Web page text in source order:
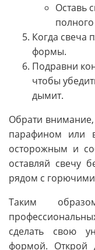
Оставь
Когда свеча
формы.
Подравни
чтобы
дымит.
Обрати
парафином или
осторожным и
оставляй свечу
рядом с
Таким
сделать свою
формой. Открой